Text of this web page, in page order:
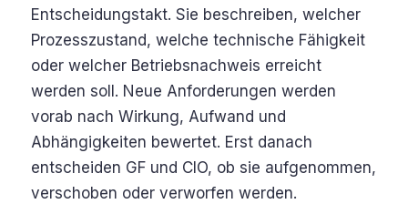
Entscheidungstakt. Sie beschreiben, welcher
Prozesszustand, welche technische Fähigkeit
oder welcher Betriebsnachweis erreicht
werden soll. Neue Anforderungen werden
vorab nach Wirkung, Aufwand und
Abhängigkeiten bewertet. Erst danach
entscheiden GF und CIO, ob sie aufgenommen,
verschoben oder verworfen werden.